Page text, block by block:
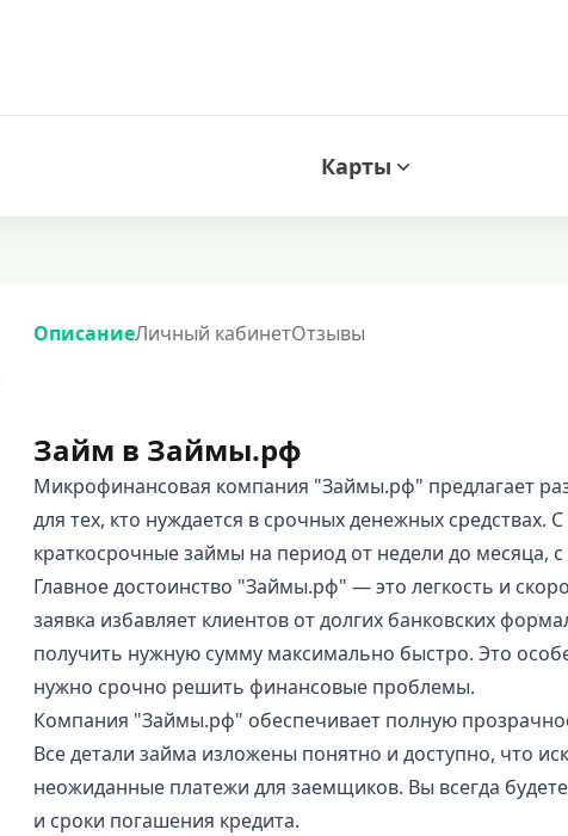
Карты
ОписаниеЛичный кабинетОтзывы
Займ в Займы.рф
Микрофинансовая компания "Займы.рф" предлагает
для тех, кто нуждается в срочных денежных средствах.
краткосрочные займы на период от недели до месяца,
Главное достоинство "Займы.рф" — это легкость и
заявка избавляет клиентов от долгих банковских
получить нужную сумму максимально быстро. Это
нужно срочно решить финансовые проблемы.
Компания "Займы.рф" обеспечивает полную
Все детали займа изложены понятно и доступно, что
неожиданные платежи для заемщиков. Вы всегда
и сроки погашения кредита.